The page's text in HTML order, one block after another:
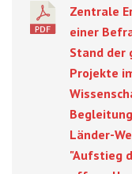
Zentrale
einer
Stand der
Projekte
Länder-
"Aufstieg